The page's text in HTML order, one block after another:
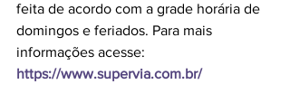
feita de acordo com a grade horária de
domingos e feriados. Para mais
informações acesse:
https://www.supervia.com.br/